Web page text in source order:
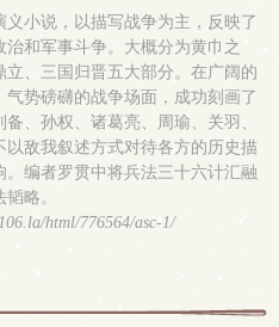
小说，以描写战争为主，反映了
和军事斗争。大概分为黄巾之
、三国归晋五大部分。在广阔的
势磅礴的战争场面，成功刻画了
、孙权、诸葛亮、周瑜、关羽、
敌我叙述方式对待各方的历史描
编者罗贯中将兵法三十六计汇融
略。
html/776564/asc-1/